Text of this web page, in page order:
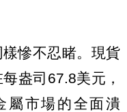
慘不忍睹。現貨
盎司67.8美元，
屬市場的全面潰